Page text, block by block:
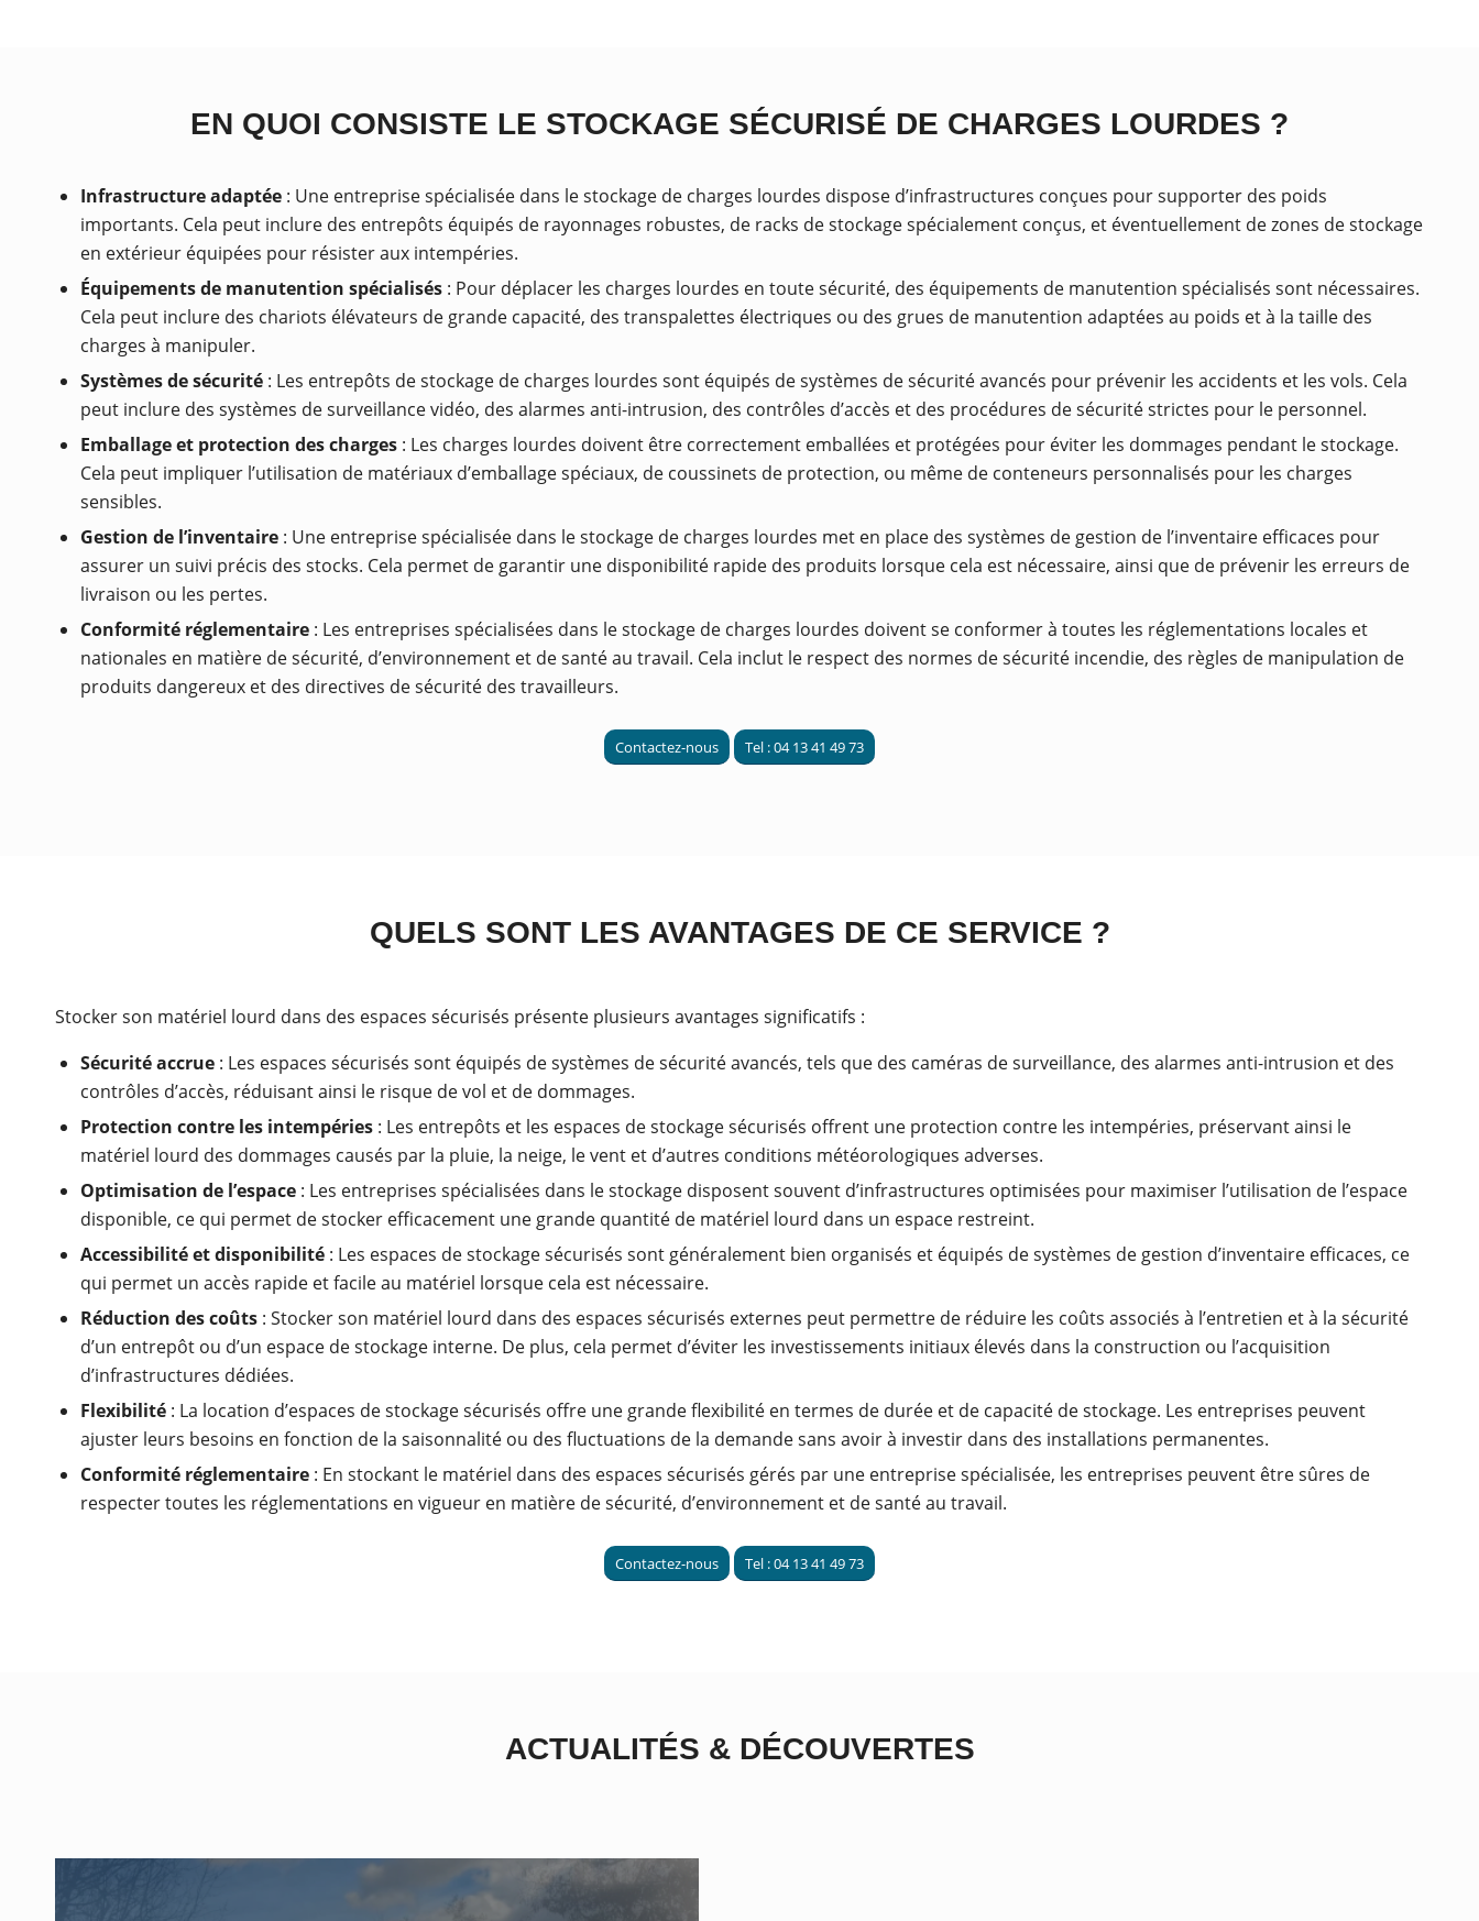
EN QUOI CONSISTE LE STOCKAGE SÉCURISÉ DE CHARGES LOURDES ?
Infrastructure adaptée : Une entreprise spécialisée dans le stockage de charges lourdes dispose d’infrastructures conçues pour supporter des poids
importants. Cela peut inclure des entrepôts équipés de rayonnages robustes, de racks de stockage spécialement conçus, et éventuellement de zones de stockage
en extérieur équipées pour résister aux intempéries.
Équipements de manutention spécialisés : Pour déplacer les charges lourdes en toute sécurité, des équipements de manutention spécialisés sont nécessaires.
Cela peut inclure des chariots élévateurs de grande capacité, des transpalettes électriques ou des grues de manutention adaptées au poids et à la taille des
charges à manipuler.
Systèmes de sécurité : Les entrepôts de stockage de charges lourdes sont équipés de systèmes de sécurité avancés pour prévenir les accidents et les vols. Cela
peut inclure des systèmes de surveillance vidéo, des alarmes anti-intrusion, des contrôles d’accès et des procédures de sécurité strictes pour le personnel.
Emballage et protection des charges : Les charges lourdes doivent être correctement emballées et protégées pour éviter les dommages pendant le stockage.
Cela peut impliquer l’utilisation de matériaux d’emballage spéciaux, de coussinets de protection, ou même de conteneurs personnalisés pour les charges
sensibles.
Gestion de l’inventaire : Une entreprise spécialisée dans le stockage de charges lourdes met en place des systèmes de gestion de l’inventaire efficaces pour
assurer un suivi précis des stocks. Cela permet de garantir une disponibilité rapide des produits lorsque cela est nécessaire, ainsi que de prévenir les erreurs de
livraison ou les pertes.
Conformité réglementaire : Les entreprises spécialisées dans le stockage de charges lourdes doivent se conformer à toutes les réglementations locales et
nationales en matière de sécurité, d’environnement et de santé au travail. Cela inclut le respect des normes de sécurité incendie, des règles de manipulation de
produits dangereux et des directives de sécurité des travailleurs.
Contactez-nous Tel : 04 13 41 49 73
QUELS SONT LES AVANTAGES DE CE SERVICE ?
Stocker son matériel lourd dans des espaces sécurisés présente plusieurs avantages significatifs :
Sécurité accrue : Les espaces sécurisés sont équipés de systèmes de sécurité avancés, tels que des caméras de surveillance, des alarmes anti-intrusion et des
contrôles d’accès, réduisant ainsi le risque de vol et de dommages.
Protection contre les intempéries : Les entrepôts et les espaces de stockage sécurisés offrent une protection contre les intempéries, préservant ainsi le
matériel lourd des dommages causés par la pluie, la neige, le vent et d’autres conditions météorologiques adverses.
Optimisation de l’espace : Les entreprises spécialisées dans le stockage disposent souvent d’infrastructures optimisées pour maximiser l’utilisation de l’espace
disponible, ce qui permet de stocker efficacement une grande quantité de matériel lourd dans un espace restreint.
Accessibilité et disponibilité : Les espaces de stockage sécurisés sont généralement bien organisés et équipés de systèmes de gestion d’inventaire efficaces, ce
qui permet un accès rapide et facile au matériel lorsque cela est nécessaire.
Réduction des coûts : Stocker son matériel lourd dans des espaces sécurisés externes peut permettre de réduire les coûts associés à l’entretien et à la sécurité
d’un entrepôt ou d’un espace de stockage interne. De plus, cela permet d’éviter les investissements initiaux élevés dans la construction ou l’acquisition
d’infrastructures dédiées.
Flexibilité : La location d’espaces de stockage sécurisés offre une grande flexibilité en termes de durée et de capacité de stockage. Les entreprises peuvent
ajuster leurs besoins en fonction de la saisonnalité ou des fluctuations de la demande sans avoir à investir dans des installations permanentes.
Conformité réglementaire : En stockant le matériel dans des espaces sécurisés gérés par une entreprise spécialisée, les entreprises peuvent être sûres de
respecter toutes les réglementations en vigueur en matière de sécurité, d’environnement et de santé au travail.
Contactez-nous Tel : 04 13 41 49 73
ACTUALITÉS &DÉCOUVERTES